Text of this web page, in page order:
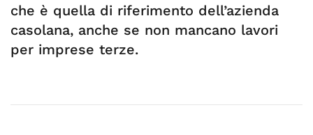
che è quella di riferimento dell’azienda
casolana, anche se non mancano lavori
per imprese terze.